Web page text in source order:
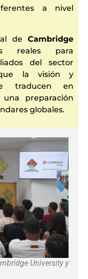
a nivel
de Cambridge
reales para
del sector
que la visión y
traducen en
preparación
globales.
University y